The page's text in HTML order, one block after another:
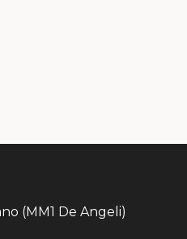
(MM1 De Angeli)